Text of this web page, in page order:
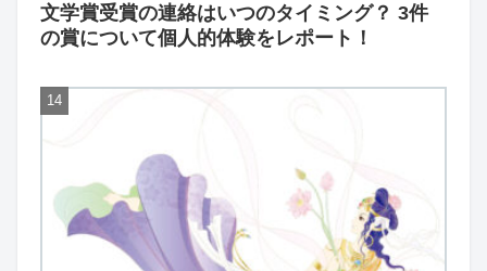
文学賞受賞の連絡はいつのタイミング？ 3件
の賞について個人的体験をレポート！